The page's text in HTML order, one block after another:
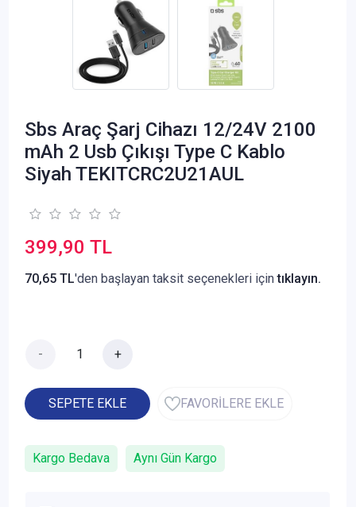
Sbs Araç Şarj Cihazı 12/24V 2100
mAh 2 Usb Çıkışı Type C Kablo
Siyah TEKITCRC2U21AUL
399,90 TL
70,65 TL'den başlayan taksit seçenekleri içintıklayın.
- +
SEPETE EKLE FAVORİLERE EKLE
Kargo Bedava Aynı Gün Kargo